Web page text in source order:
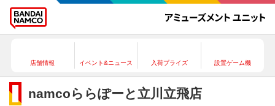
店舗情報 イベント&ニュース 入荷プライズ 設置ゲーム機
namcoららぽーと立川立飛店